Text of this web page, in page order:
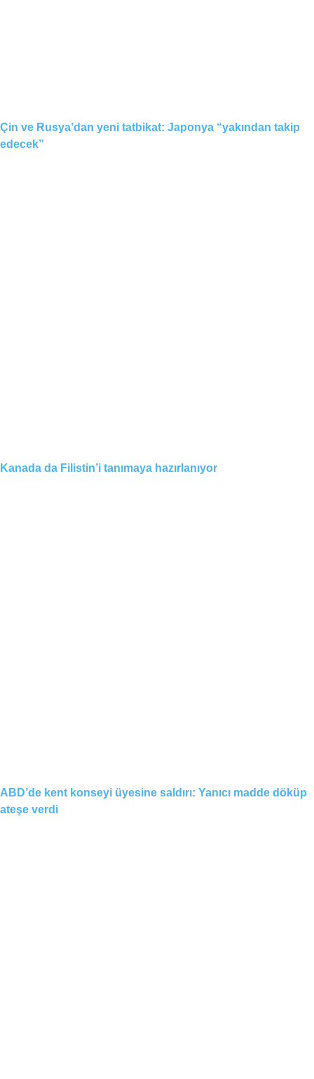
Çin ve Rusya’dan yeni tatbikat: Japonya “yakından takip
edecek”
Kanada da Filistin’i tanımaya hazırlanıyor
ABD’de kent konseyi üyesine saldırı: Yanıcı madde döküp
ateşe verdi